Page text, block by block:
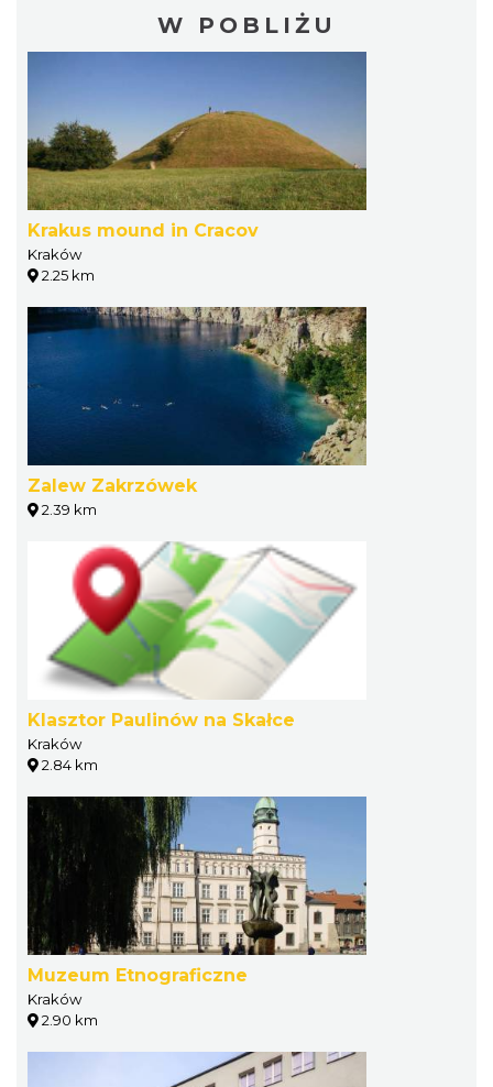
W POBLIŻU
Krakus mound in Cracov
Kraków
2.25 km
Zalew Zakrzówek
2.39 km
Klasztor Paulinów na Skałce
Kraków
2.84 km
Muzeum Etnograficzne
Kraków
2.90 km